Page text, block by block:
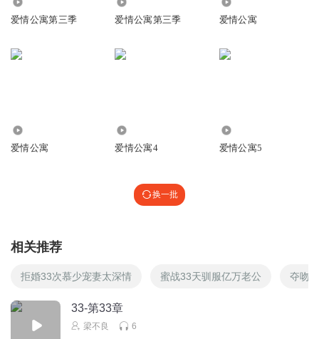
爱情公寓第三季 爱情公寓第三季 爱情公寓
爱情公寓 爱情公寓4 爱情公寓5
换一批
相关推荐
拒婚33次慕少宠妻太深情 蜜战33天驯服亿万老公 夺吻
33-第33章
梁不良 6